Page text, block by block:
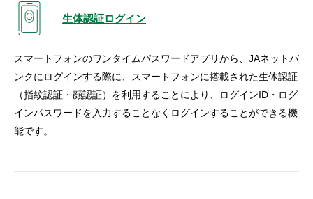
生体認証ログイン
スマートフォンのワンタイムパスワードアプリから、JAネットバ
ンクにログインする際に、スマートフォンに搭載された生体認証
（指紋認証・顔認証）を利用することにより、ログインID・ログ
インパスワードを入力することなくログインすることができる機
能です。